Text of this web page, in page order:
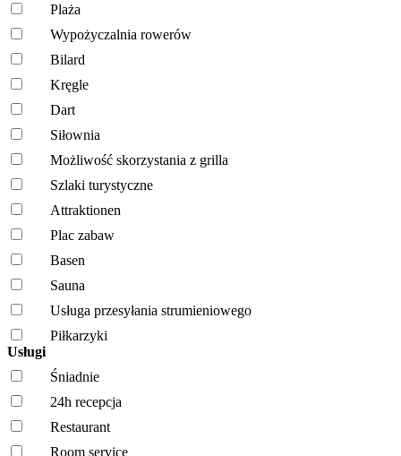
Plaża
Wypożyczalnia rowerów
Bilard
Kręgle
Dart
Siłownia
Możliwość skorzystania z grilla
Szlaki turystyczne
Attraktionen
Plac zabaw
Basen
Sauna
Usługa przesyłania strumieniowego
Piłkarzyki
Usługi
Śniadnie
24h recepcja
Restaurant
Room service